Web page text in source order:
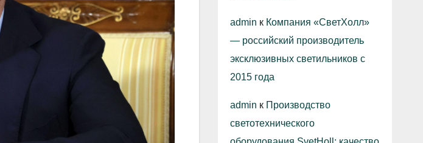
admin к Компания «СветХолл»
— российский производитель
эксклюзивных светильников с
2015 года
admin к Производство
светотехнического